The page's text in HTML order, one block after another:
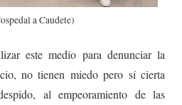
a Caudete)
este medio para denunciar la
no tienen miedo pero sí cierta
al empeoramiento de las